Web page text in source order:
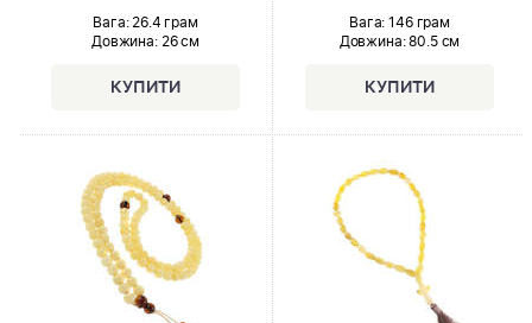
Вага: 26.4 грам
Довжина:26 см
Вага: 146 грам
Довжина:80.5 см